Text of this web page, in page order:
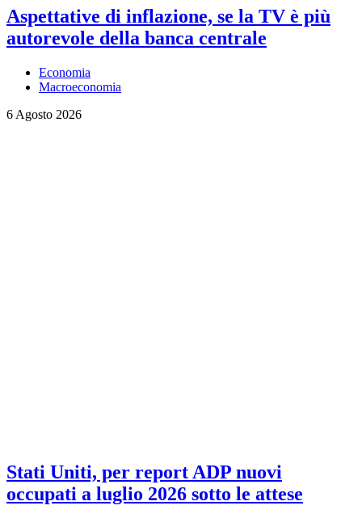
Aspettative di inflazione, se la TV è più
autorevole della banca centrale
Economia
Macroeconomia
6 Agosto 2026
Stati Uniti, per report ADP nuovi
occupati a luglio 2026 sotto le attese